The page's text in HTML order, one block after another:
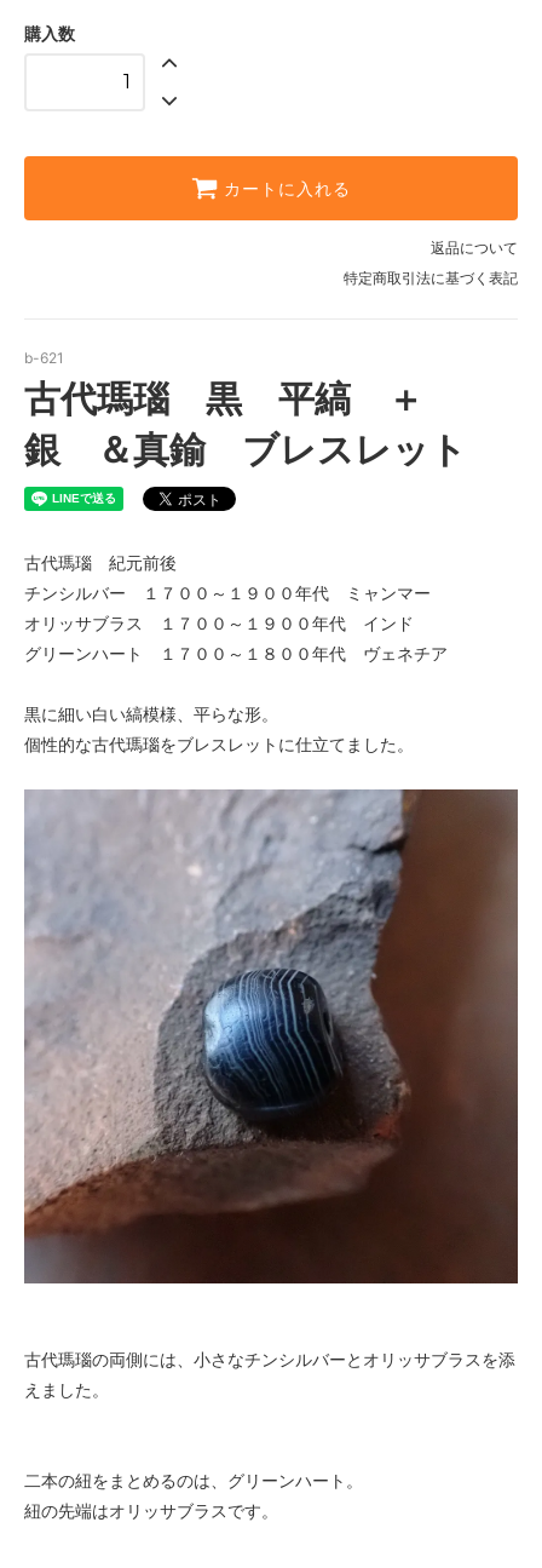
購入数
カートに入れる
返品について
特定商取引法に基づく表記
b-621
古代瑪瑙 黒 平縞 ＋
銀 ＆真鍮 ブレスレット
古代瑪瑙 紀元前後
チンシルバー １７００～１９００年代 ミャンマー
オリッサブラス １７００～１９００年代 インド
グリーンハート １７００～１８００年代 ヴェネチア
黒に細い白い縞模様、平らな形。
個性的な古代瑪瑙をブレスレットに仕立てました。
古代瑪瑙の両側には、小さなチンシルバーとオリッサブラスを添
えました。
二本の紐をまとめるのは、グリーンハート。
紐の先端はオリッサブラスです。